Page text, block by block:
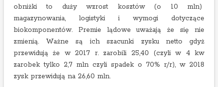
obniżki to duży wzrost kosztów (o 10 mln)
magazynowania, logistyki i wymogi dotyczące
biokomponentów. Premie lądowe uważają że się nie
zmienią. Ważne są ich szacunki zysku netto gdyż
przewidują że w 2017 r. zarobili 25,40 (czyli w 4 kw
zarobek tylko 2,7 mln czyli spadek o 70% r/r), w 2018
zysk przewidują na 26,60 mln.